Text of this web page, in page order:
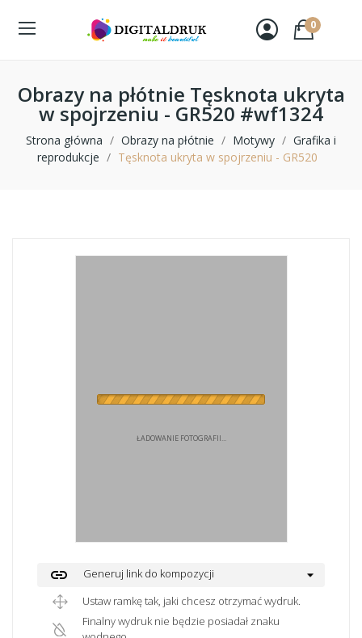
0
Obrazy na płótnie Tęsknota ukryta
w spojrzeniu - GR520 #wf1324
Strona główna Obrazy na płótnie Motywy
Grafika i
reprodukcje
Tęsknota ukryta w spojrzeniu - GR520
ŁADOWANIE FOTOGRAFII...
link
Generuj link do kompozycji
Ustaw ramkę tak, jaki chcesz otrzymać wydruk.
Finalny wydruk nie będzie posiadał znaku